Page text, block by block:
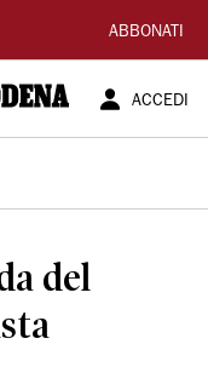
ABBONATI
ACCEDI
del